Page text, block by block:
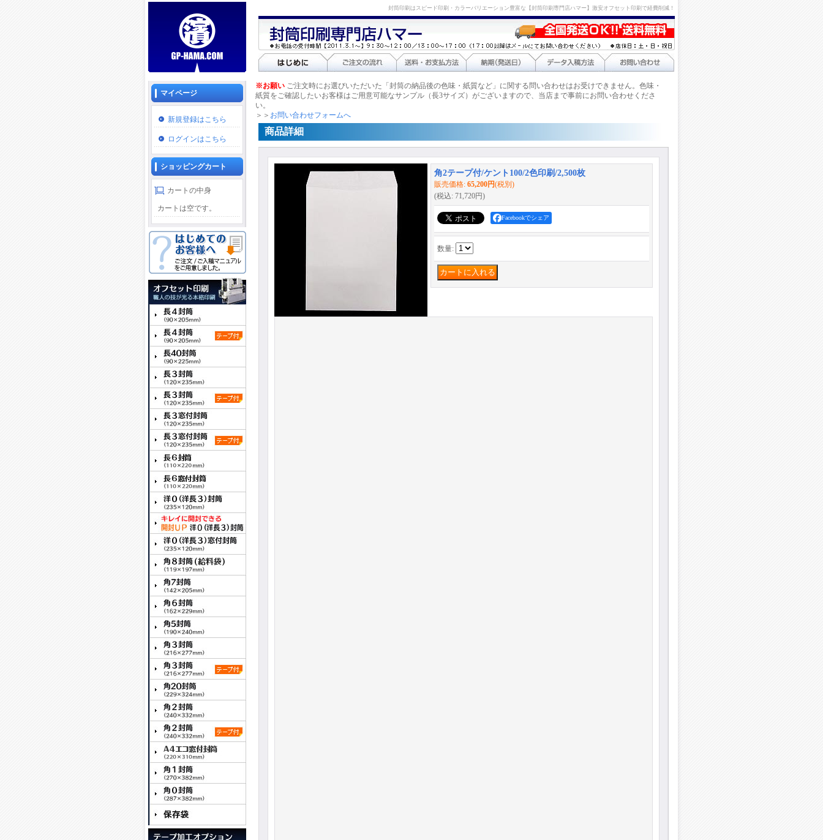
封筒印刷はスピード印刷・カラーバリエーション豊富な【封筒印刷専門店ハマー】激安オフセット印刷で経費削減！
マイページ
新規登録はこちら
ログインはこちら
ショッピングカート
カートの中身
カートは空です。
※お願い ご注文時にお選びいただいた「封筒の納品後の色味・紙質など」に関する問い合わせはお受けできません。色味・
紙質をご確認したいお客様はご用意可能なサンプル（長3サイズ）がございますので、当店まで事前にお問い合わせくださ
い。
＞＞ お問い合わせフォームへ
商品詳細
角2テープ付/ケント100/2色印刷/2,500枚
販売価格: 65,200円(税別)
(税込: 71,720円)
Facebookでシェア
数量: